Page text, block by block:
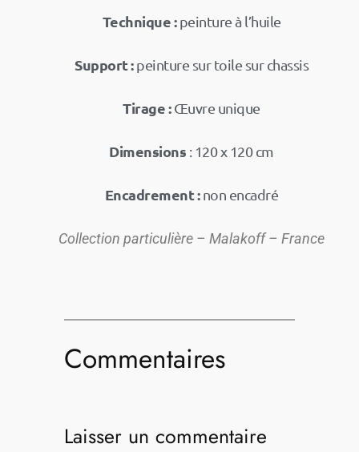
Technique :peinture à l’huile
Support :peinture sur toile sur chassis
Tirage :Œuvre unique
Dimensions : 120 x 120 cm
Encadrement :non encadré
Collection particulière – Malakoff – France
Commentaires
Laisser un commentaire